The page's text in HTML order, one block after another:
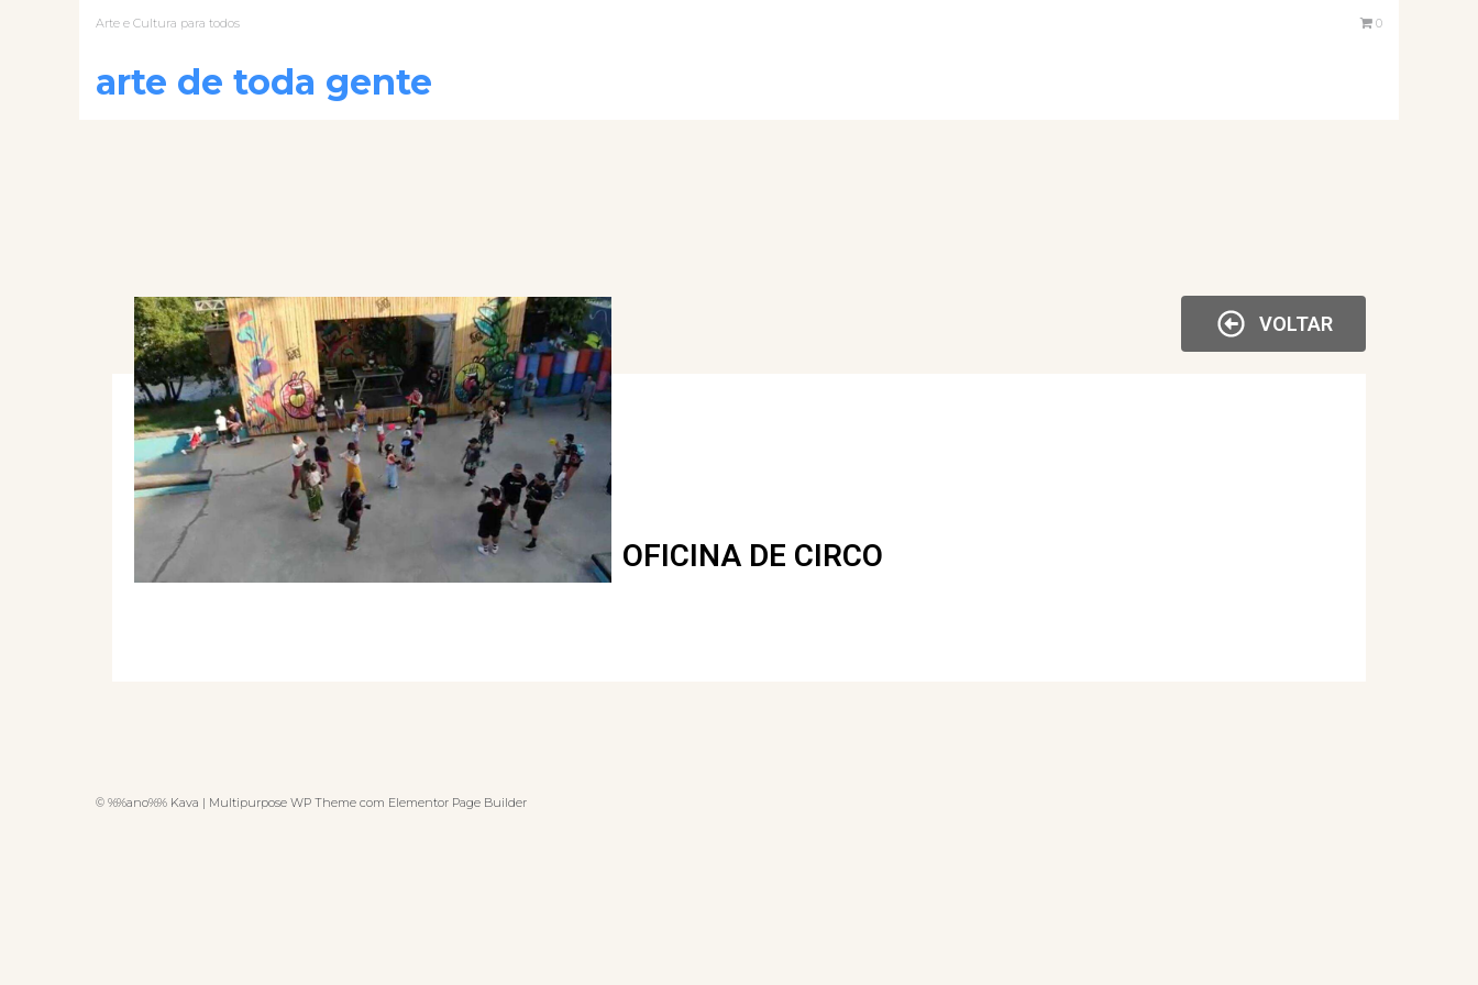
Arte e Cultura para todos 0
arte de toda gente
VOLTAR
OFICINA DE CIRCO
© %%ano%% Kava | Multipurpose WP Theme com Elementor Page Builder